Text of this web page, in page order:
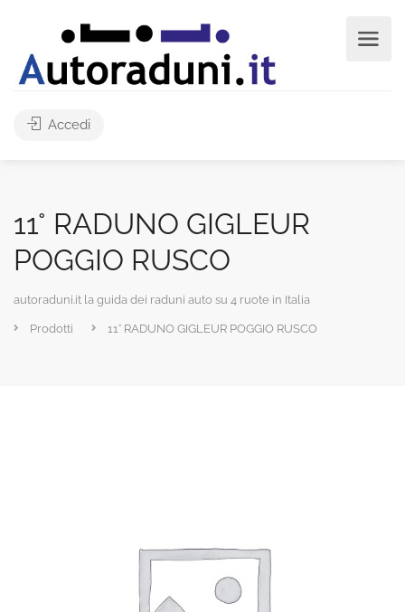
Accedi
11° RADUNO GIGLEUR
POGGIO RUSCO
autoraduni.it la guida dei raduni auto su 4 ruote in Italia
Prodotti 11° RADUNO GIGLEUR POGGIO RUSCO